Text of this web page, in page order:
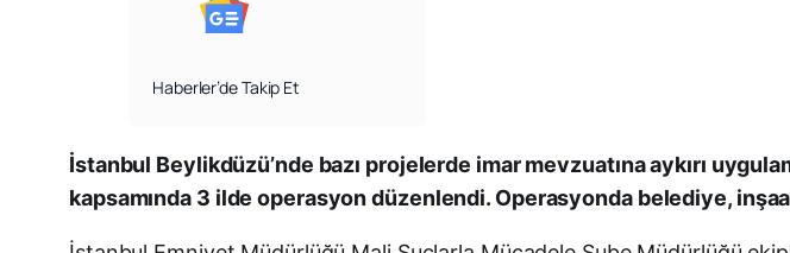
Haberler’de Takip Et
İstanbul Beylikdüzü’nde bazı projelerde imar mevzuatına aykırı
kapsamında 3 ilde operasyon düzenlendi. Operasyonda belediye,